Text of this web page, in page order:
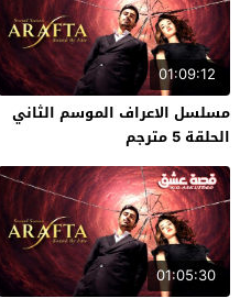
01:09:12
مسلسل الاعراف الموسم الثاني
الحلقة 5 مترجم
01:05:30